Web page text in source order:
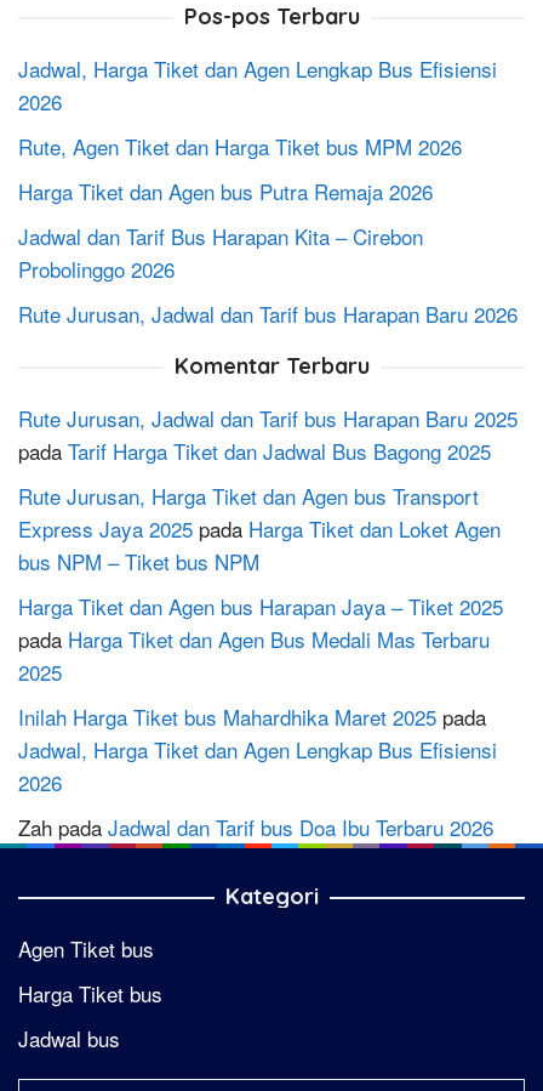
Pos-pos Terbaru
Jadwal, Harga Tiket dan Agen Lengkap Bus Efisiensi
2026
Rute, Agen Tiket dan Harga Tiket bus MPM 2026
Harga Tiket dan Agen bus Putra Remaja 2026
Jadwal dan Tarif Bus Harapan Kita – Cirebon
Probolinggo 2026
Rute Jurusan, Jadwal dan Tarif bus Harapan Baru 2026
Komentar Terbaru
Rute Jurusan, Jadwal dan Tarif bus Harapan Baru 2025
pada Tarif Harga Tiket dan Jadwal Bus Bagong 2025
Rute Jurusan, Harga Tiket dan Agen bus Transport
Express Jaya 2025 pada Harga Tiket dan Loket Agen
bus NPM – Tiket bus NPM
Harga Tiket dan Agen bus Harapan Jaya – Tiket 2025
pada Harga Tiket dan Agen Bus Medali Mas Terbaru
2025
Inilah Harga Tiket bus Mahardhika Maret 2025 pada
Jadwal, Harga Tiket dan Agen Lengkap Bus Efisiensi
2026
Zah pada Jadwal dan Tarif bus Doa Ibu Terbaru 2026
Kategori
Agen Tiket bus
Harga Tiket bus
Jadwal bus